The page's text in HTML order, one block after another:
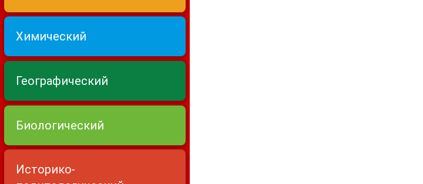
Химический
Географический
Биологический
Историко-